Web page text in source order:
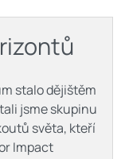
stalo dějištěm
jsme skupinu
světa, kteří
Impact